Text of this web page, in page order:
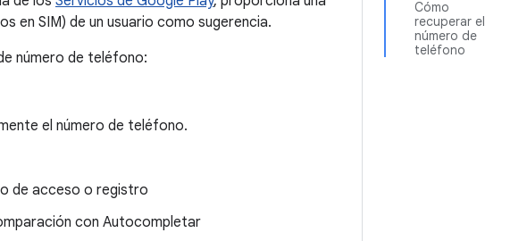
Cómo
recuperar el
número de
teléfono
en SIM) de un usuario como sugerencia.
número de teléfono:
el número de teléfono.
de acceso o registro
con Autocompletar